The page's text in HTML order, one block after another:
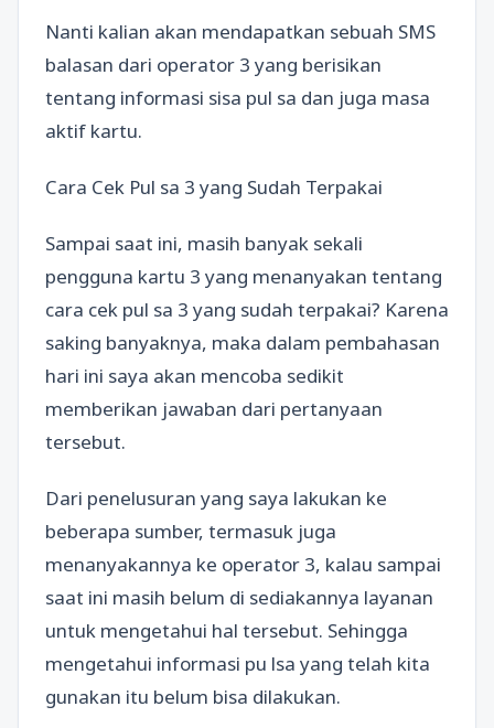
Nanti kalian akan mendapatkan sebuah SMS
balasan dari operator 3 yang berisikan
tentang informasi sisa pul sa dan juga masa
aktif kartu.
Cara Cek Pul sa 3 yang Sudah Terpakai
Sampai saat ini, masih banyak sekali
pengguna kartu 3 yang menanyakan tentang
cara cek pul sa 3 yang sudah terpakai? Karena
saking banyaknya, maka dalam pembahasan
hari ini saya akan mencoba sedikit
memberikan jawaban dari pertanyaan
tersebut.
Dari penelusuran yang saya lakukan ke
beberapa sumber, termasuk juga
menanyakannya ke operator 3, kalau sampai
saat ini masih belum di sediakannya layanan
untuk mengetahui hal tersebut. Sehingga
mengetahui informasi pu lsa yang telah kita
gunakan itu belum bisa dilakukan.